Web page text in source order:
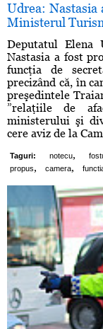
Udrea: Nastasia
Ministerul
Deputatul Elena
Nastasia a fost
funcţia de
precizând că, în
preşedintele
”relaţiile de
ministerului şi
cere aviz de la
Taguri: notecu,
propus, camera,